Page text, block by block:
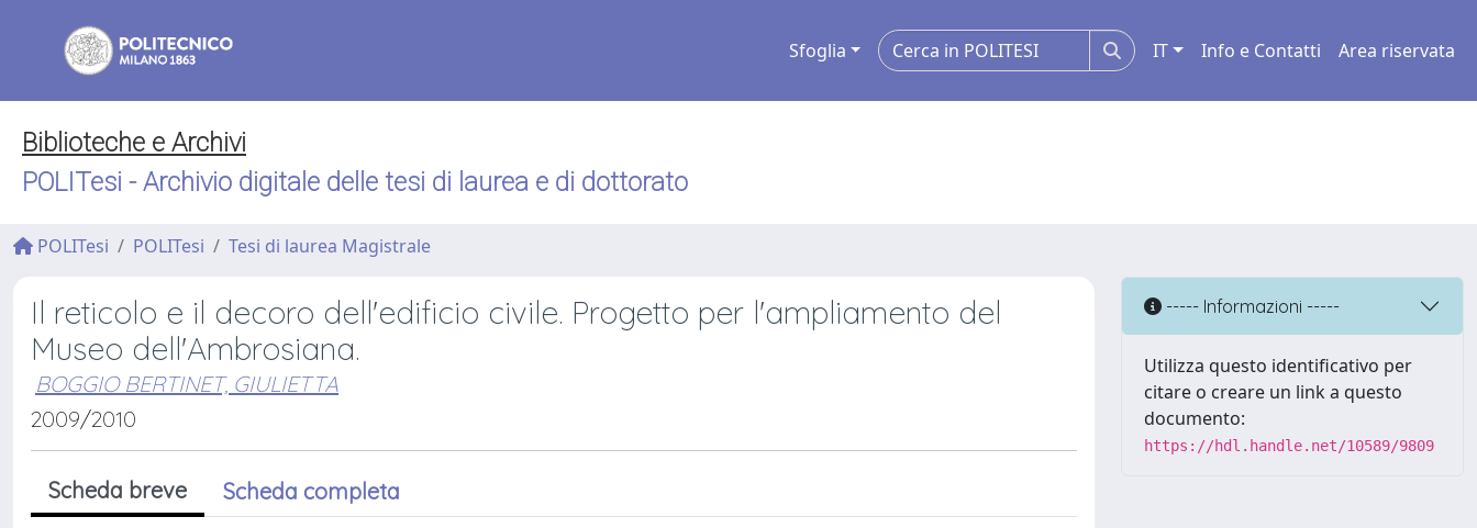
Sfoglia IT Info e Contatti Area riservata
Biblioteche e Archivi
POLITesi - Archivio digitale delle tesi di laurea e di dottorato
POLITesi POLITesi Tesi di laurea Magistrale
Il reticolo e il decoro dell'edificio civile. Progetto per l'ampliamento del
Museo dell'Ambrosiana.
BOGGIO BERTINET, GIULIETTA
2009/2010
Scheda breve Scheda completa
----- Informazioni -----
Utilizza questo identificativo per
citare o creare un link a questo
documento:
https://hdl.handle.net/10589/9809